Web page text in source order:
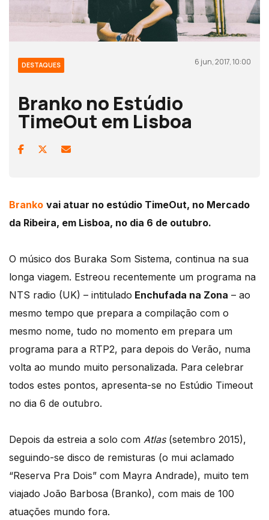
DESTAQUES 6 jun, 2017, 10:00
Branko no Estúdio
TimeOut em Lisboa
Branko vai atuar no estúdio TimeOut, no Mercado
da Ribeira, em Lisboa, no dia 6 de outubro.
O músico dos Buraka Som Sistema, continua na sua
longa viagem. Estreou recentemente um programa na
NTS radio (UK) – intitulado Enchufada na Zona – ao
mesmo tempo que prepara a compilação com o
mesmo nome, tudo no momento em prepara um
programa para a RTP2, para depois do Verão, numa
volta ao mundo muito personalizada. Para celebrar
todos estes pontos, apresenta-se no Estúdio Timeout
no dia 6 de outubro.
Depois da estreia a solo com Atlas(setembro 2015),
seguindo-se disco de remisturas (o mui aclamado
“Reserva Pra Dois” com Mayra Andrade), muito tem
viajado João Barbosa (Branko), com mais de 100
atuações mundo fora.